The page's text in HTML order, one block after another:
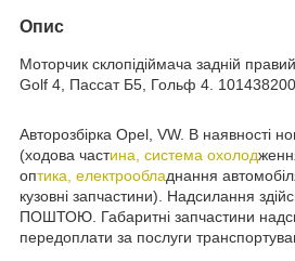
Опис
Моторчик склопідіймача задній
Golf 4, Пассат Б5, Гольф 4. 101438200.
Авторозбірка Opel, VW. В наявності
(ходова частина, система охолод
оптика, електрообладнання
кузовні запчастини). Надсилання
ПОШТОЮ. Габаритні запчастини
передоплати за послуги